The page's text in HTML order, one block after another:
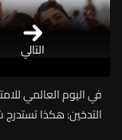
التالي
في اليوم العالمي
التدخين: هكذا